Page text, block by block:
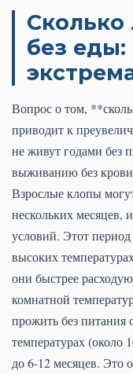
Сколько
без
Вопрос о том,
приводит к
не живут годами без
выживанию без крови
Взрослые клопы
нескольких месяцев,
условий. Этот период
высоких
они быстрее
комнатной
прожить без питания
температурах (около
до 6-12 месяцев. Это